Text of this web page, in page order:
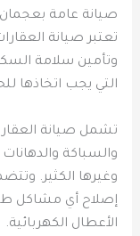
صيانة عامة بعجمان
تعتبر صيانة
وتأمين سلامة
التي يجب اتخاذها
تشمل صيانة
والسباكة والدهانات
وغيرها الكثير.
إصلاح أي مشاكل
الأعطال الكهربائية.